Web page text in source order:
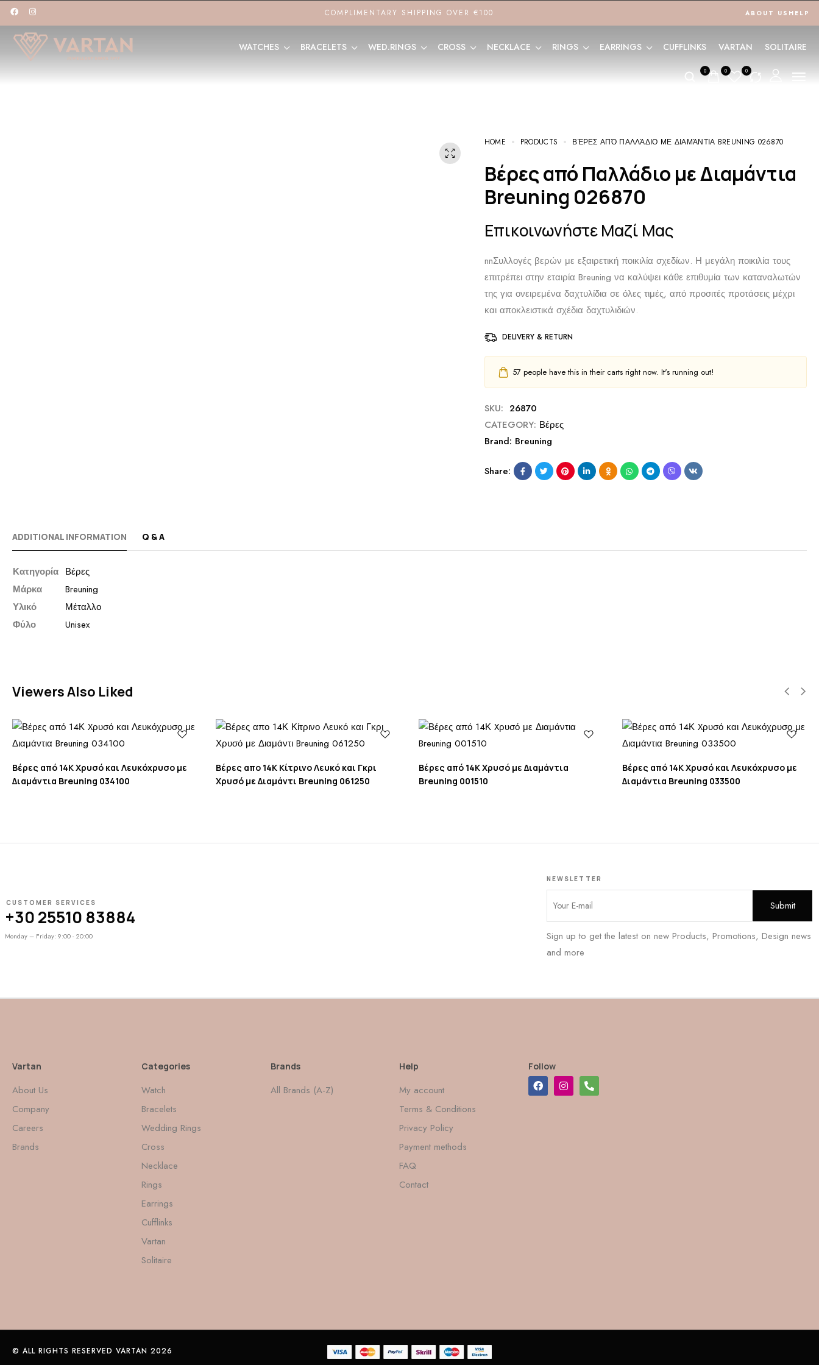
COMPLIMENTARY SHIPPING OVER €100 ABOUT US HELP
WATCHES BRACELETS WED.RINGS CROSS NECKLACE RINGS EARRINGS CUFFLINKS VARTAN SOLITAIRE
0 0 0
HOME PRODUCTS ΒΈΡΕΣ ΑΠΌ ΠΑΛΛΆΔΙΟ ΜΕ ΔΙΑΜΆΝΤΙΑ BREUNING 026870
Βέρες από Παλλάδιο με Διαμάντια
Breuning 026870
Επικοινωνήστε Μαζί Μας
nnΣυλλογές βερών με εξαιρετική ποικιλία σχεδίων. Η μεγάλη ποικιλία τους
επιτρέπει στην εταιρία Breuning να καλύψει κάθε επιθυμία των καταναλωτών
της για ονειρεμένα δαχτυλίδια σε όλες τιμές, από προσιτές προτάσεις μέχρι
και αποκλειστικά σχέδια δαχτυλιδιών.
DELIVERY & RETURN
57people have this in their carts right now. It's running out!
SKU: 26870
CATEGORY: Βέρες
Brand: Breuning
Share:
ADDITIONAL INFORMATION Q & A
Κατηγορία Βέρες
Μάρκα
Breuning
Υλικό
Μέταλλο
Φύλο
Unisex
Viewers Also Liked
Βέρες από 14Κ Xρυσό και Λευκόχρυσο με
Διαμάντια Breuning 034100
Βέρες απο 14Κ Κίτρινο Λευκό και Γκρι
Χρυσό με Διαμάντι Breuning 061250
Βέρες από 14Κ Xρυσό με Διαμάντια
Breuning 001510
Βέρες από 14Κ Xρυσό και Λευκόχρυσο με
Διαμάντια Breuning 033500
CUSTOMER SERVICES
+30 25510 83884
Monday – Friday: 9:00 - 20:00
NEWSLETTER
Sign up to get the latest on new Products, Promotions, Design news
and more
Vartan
About Us
Company
Careers
Brands
Categories
Watch
Bracelets
Wedding Rings
Cross
Necklace
Rings
Earrings
Cufflinks
Vartan
Solitaire
Brands
All Brands (A-Z)
Help
My account
Terms & Conditions
Privacy Policy
Payment methods
FAQ
Contact
Follow
© ALL RIGHTS RESERVED VARTAN 2026